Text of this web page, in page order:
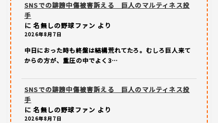
SNSでの誹謗中傷被害訴える 巨人のマルティネス投
手
に名無しの野球ファン より
2026年8月7日
中日におった時も終盤は結構荒れてたろ。むしろ巨人来て
からの方が、重圧の中でよく3…
SNSでの誹謗中傷被害訴える 巨人のマルティネス投
手
に名無しの野球ファン より
2026年8月7日